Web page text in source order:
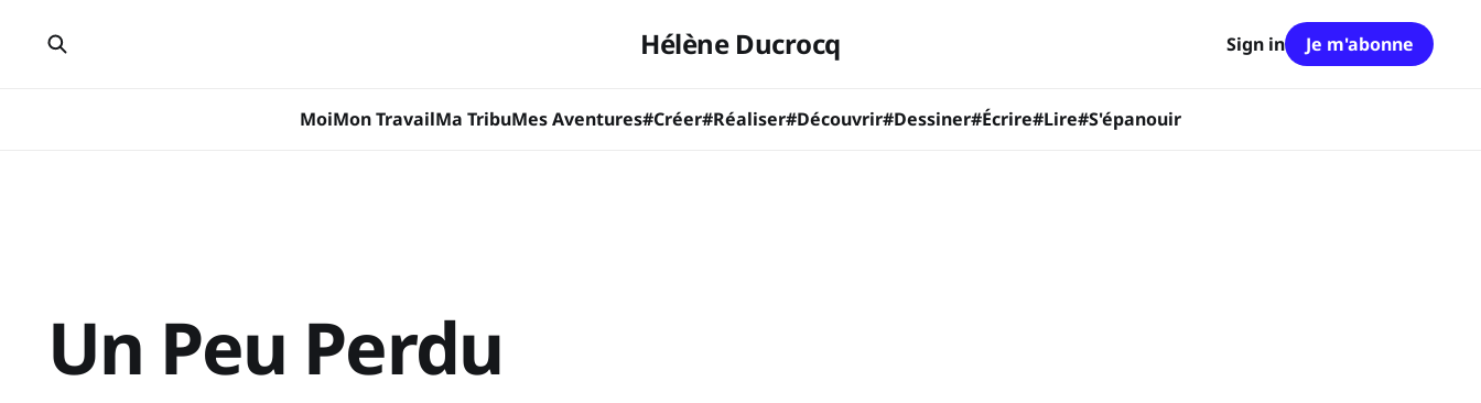
Hélène Ducrocq
MoiMon TravailMa TribuMes Aventures#Créer#Réaliser#Découvrir#Dessiner#Écrire#Lire#S'épanouir
Sign in Je m'abonne
Un Peu Perdu